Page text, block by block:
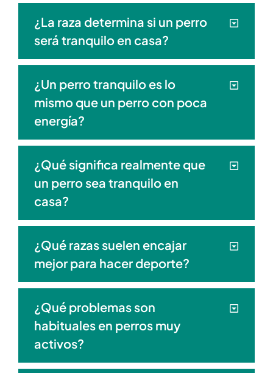
¿La raza determina si un perro
será tranquilo en casa?
¿Un perro tranquilo es lo
mismo que un perro con poca
energía?
¿Qué significa realmente que
un perro sea tranquilo en
casa?
¿Qué razas suelen encajar
mejor para hacer deporte?
¿Qué problemas son
habituales en perros muy
activos?